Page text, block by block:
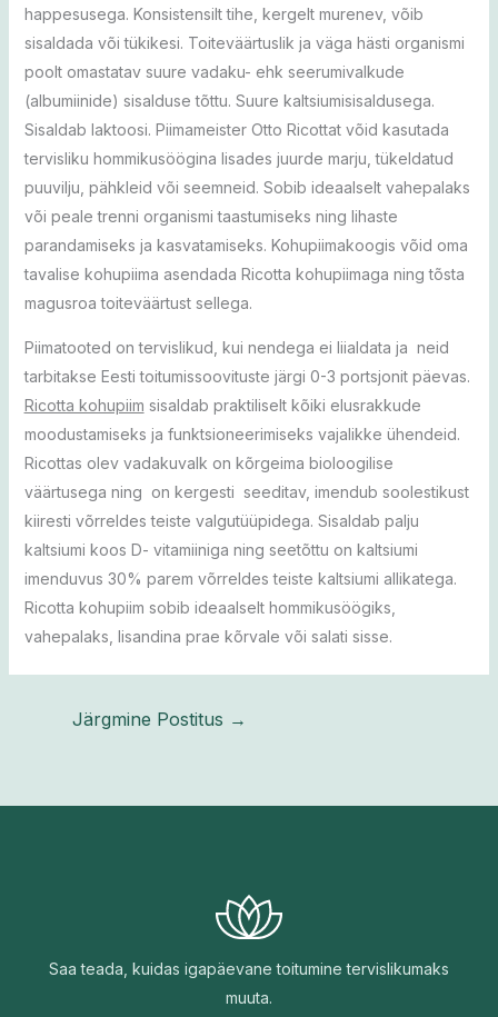
happesusega. Konsistensilt tihe, kergelt murenev, võib
sisaldada või tükikesi. Toiteväärtuslik ja väga hästi organismi
poolt omastatav suure vadaku- ehk seerumivalkude
(albumiinide) sisalduse tõttu. Suure kaltsiumisisaldusega.
Sisaldab laktoosi. Piimameister Otto Ricottat võid kasutada
tervisliku hommikusöögina lisades juurde marju, tükeldatud
puuvilju, pähkleid või seemneid. Sobib ideaalselt vahepalaks
või peale trenni organismi taastumiseks ning lihaste
parandamiseks ja kasvatamiseks. Kohupiimakoogis võid oma
tavalise kohupiima asendada Ricotta kohupiimaga ning tõsta
magusroa toiteväärtust sellega.
Piimatooted on tervislikud, kui nendega ei liialdata ja neid
tarbitakse Eesti toitumissoovituste järgi 0-3 portsjonit päevas.
Ricotta kohupiim sisaldab praktiliselt kõiki elusrakkude
moodustamiseks ja funktsioneerimiseks vajalikke ühendeid.
Ricottas olev vadakuvalk on kõrgeima bioloogilise
väärtusega ning on kergesti seeditav, imendub soolestikust
kiiresti võrreldes teiste valgutüüpidega. Sisaldab palju
kaltsiumi koos D- vitamiiniga ning seetõttu on kaltsiumi
imenduvus 30% parem võrreldes teiste kaltsiumi allikatega.
Ricotta kohupiim sobib ideaalselt hommikusöögiks,
vahepalaks, lisandina prae kõrvale või salati sisse.
Järgmine Postitus →
Saa teada, kuidas igapäevane toitumine tervislikumaks
muuta.